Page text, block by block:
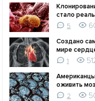
стало
5
Создано
мире
1
оживить
2